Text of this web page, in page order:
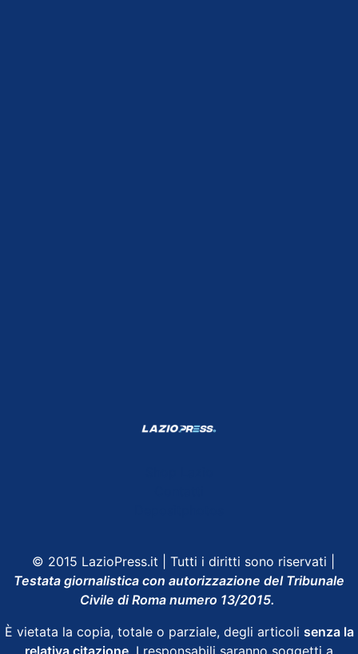
© 2015 LazioPress.it | Tutti i diritti sono riservati |
Testata giornalistica con autorizzazione del Tribunale
Civile di Roma numero 13/2015.
È vietata la copia, totale o parziale, degli articoli senza la
relativa citazione . I responsabili saranno soggetti a